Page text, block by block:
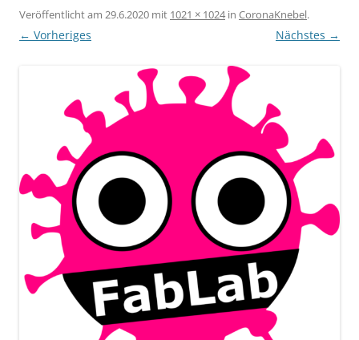
Veröffentlicht am 29.6.2020 mit 1021 × 1024in CoronaKnebel.
← Vorheriges Nächstes →